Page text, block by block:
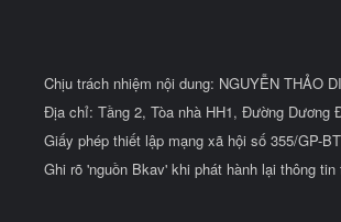
Chịu trách nhiệm nội dung: NGUYỄN THẢO
Địa chỉ: Tầng 2, Tòa nhà HH1, Đường Dương
Giấy phép thiết lập mạng xã hội số 355/GP-
Ghi rõ 'nguồn Bkav' khi phát hành lại thông